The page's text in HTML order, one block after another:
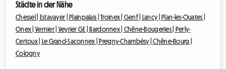
Städte in der Nähe
Chessel | Estavayer | Plainpalais |Troinex | Genf | Lancy |
Plan-les-Ouates |
Onex | Vernier | Veyrier GE | Bardonnex | Chêne-Bougeries |
Perly-
Certoux |
Le Grand-Saconnex | Pregny-Chambésy |Chêne-Bourg |
Cologny